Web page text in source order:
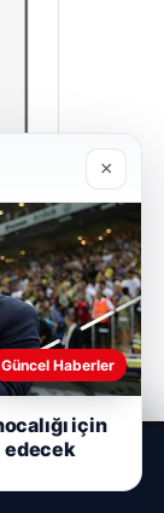
×
Güncel Haberler
için
edecek